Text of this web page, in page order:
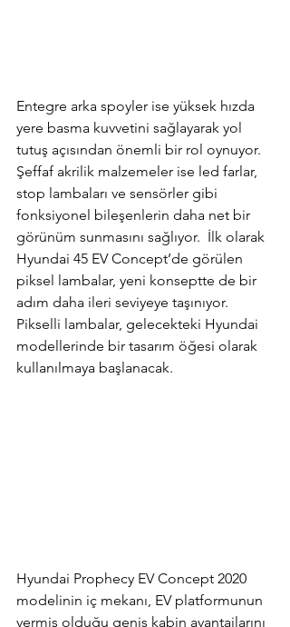
Entegre arka spoyler ise yüksek hızda
yere basma kuvvetini sağlayarak yol
tutuş açısından önemli bir rol oynuyor.
Şeffaf akrilik malzemeler ise led farlar,
stop lambaları ve sensörler gibi
fonksiyonel bileşenlerin daha net bir
görünüm sunmasını sağlıyor.  İlk olarak
Hyundai 45 EV Concept’de görülen
piksel lambalar, yeni konseptte de bir
adım daha ileri seviyeye taşınıyor.
Pikselli lambalar, gelecekteki Hyundai
modellerinde bir tasarım öğesi olarak
kullanılmaya başlanacak.
Hyundai Prophecy EV Concept 2020
modelinin iç mekanı, EV platformunun
vermiş olduğu geniş kabin avantajlarını